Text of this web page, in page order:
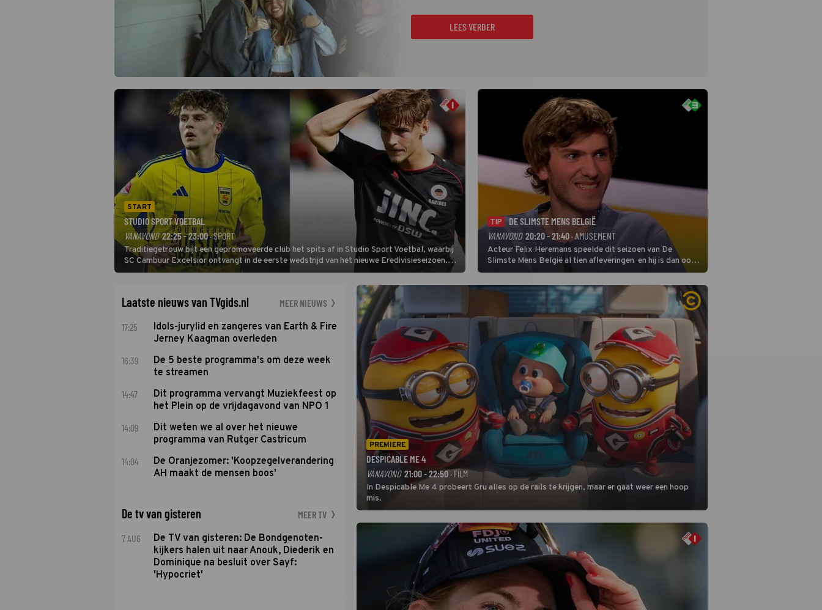
LEES VERDER
START
STUDIO SPORT VOETBAL
VANAVOND 22:25 - 23:00· SPORT
Traditiegetrouw bijt een gepromoveerde club het spits af in Studio Sport Voetbal, waarbij
SC Cambuur Excelsior ontvangt in de eerste wedstrijd van het nieuwe Eredivisieseizoen.
De nieuwe oefenmeester is Johan Plat en hij wil aanvallend voetballen.
TIP
DE SLIMSTE MENS BELGIË
VANAVOND 20:20 - 21:40 · AMUSEMENT
Acteur Felix Heremans speelde dit seizoen van De
Slimste Mens België al tien afleveringen en hij is dan ook
de grote favoriet in deze seizoensfinale. En er is
Nederlandse inbreng, want komiek Soundos El Ahmadi
neemt plaats aan de jurytafel.
Laatste nieuws van TVgids.nl MEER NIEUWS
17:25
Idols-jurylid en zangeres van Earth & Fire
Jerney Kaagman overleden
16:39
De 5 beste programma's om deze week
te streamen
14:47
Dit programma vervangt Muziekfeest op
het Plein op de vrijdagavond van NPO 1
14:09
Dit weten we al over het nieuwe
programma van Rutger Castricum
14:04
De Oranjezomer: 'Koopzegelverandering
AH maakt de mensen boos'
De tv van gisteren MEER TV
7 AUG
De TV van gisteren: De Bondgenoten-
kijkers halen uit naar Anouk, Diederik en
Dominique na besluit over Sayf:
'Hypocriet'
PREMIERE
DESPICABLE ME 4
VANAVOND 21:00 - 22:50· FILM
In Despicable Me 4 probeert Gru alles op de rails te krijgen, maar er gaat weer een hoop
mis.